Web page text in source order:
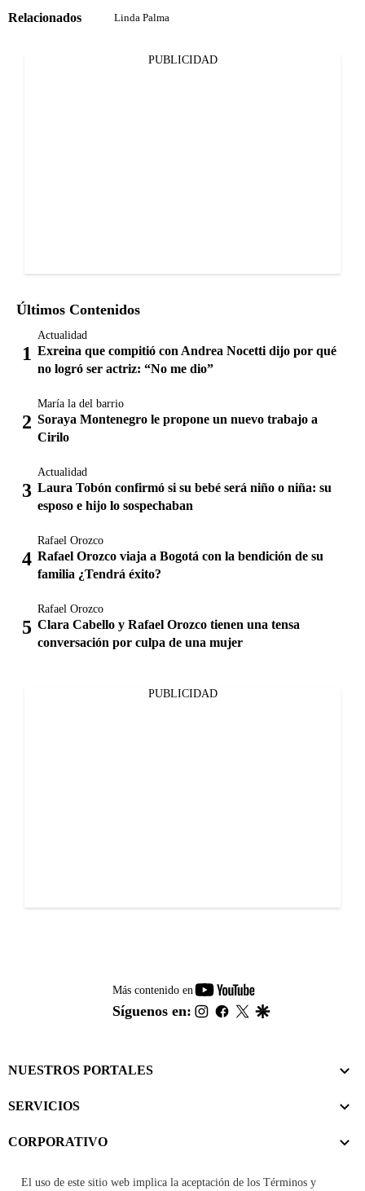
Relacionados Linda Palma
PUBLICIDAD
Últimos Contenidos
Actualidad
Exreina que compitió con Andrea Nocetti dijo por qué
no logró ser actriz: “No me dio”
María la del barrio
Soraya Montenegro le propone un nuevo trabajo a
Cirilo
Actualidad
Laura Tobón confirmó si su bebé será niño o niña: su
esposo e hijo lo sospechaban
Rafael Orozco
Rafael Orozco viaja a Bogotá con la bendición de su
familia ¿Tendrá éxito?
Rafael Orozco
Clara Cabello y Rafael Orozco tienen una tensa
conversación por culpa de una mujer
PUBLICIDAD
Más contenido en
youtube-
footer
Síguenos en: instagram
facebook
twitter
NUESTROS PORTALES
SERVICIOS
CORPORATIVO
El uso de este sitio web implica la aceptación de los Términos y